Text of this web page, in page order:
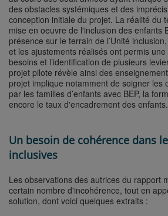
des obstacles systémiques et des
conception initiale du projet. La réalité du
mise en oeuvre de l'inclusion des enfants
présence sur le terrain de l’Unité
et les ajustements réalisés ont permis
besoins et l’identification de plusieurs
projet pilote révèle ainsi des
projet implique notamment de soigner les
par les familles d’enfants avec BEP, la
encore le taux d'encadrement des enfants.
Un besoin de cohérence dans
inclusives
Les observations des autrices du rapport
certain nombre d'incohérence, tout en
solution, dont voici quelques extraits :